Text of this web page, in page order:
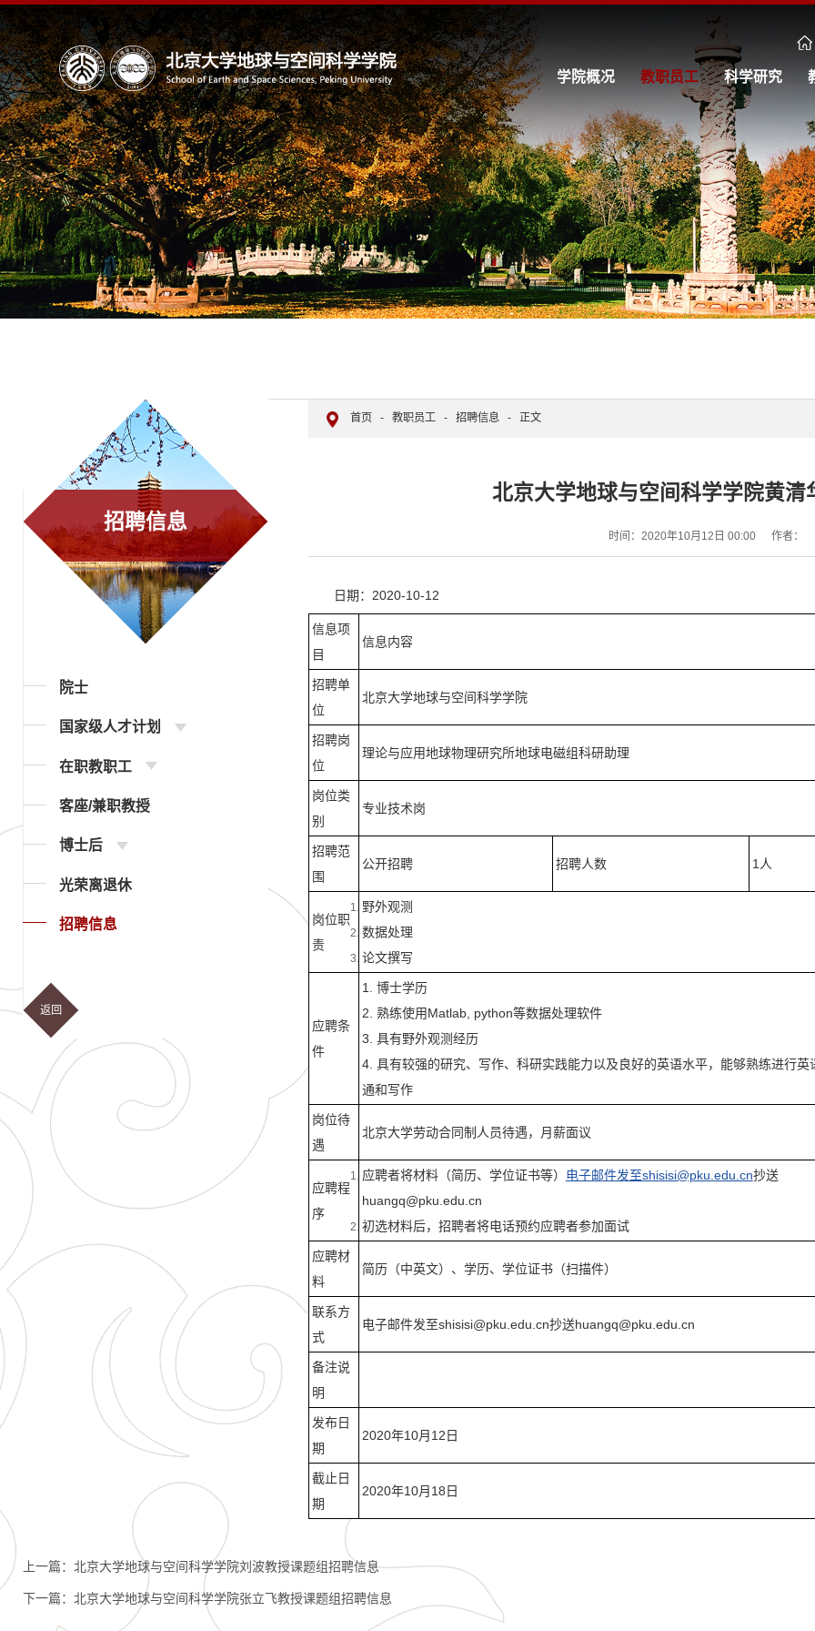
学院概况 教职员工 科学研究
招聘信息
院士
国家级人才计划
在职教职工
客座/兼职教授
博士后
光荣离退休
招聘信息
返回
首页 - 教职员工 - 招聘信息 - 正文
北京大学地球与空间科学学院黄
时间：2020年10月12日 00:00 作者：
日期：2020-10-12
信息项
目
信息内容
招聘单
位
北京大学地球与空间科学学院
招聘岗
位
理论与应用地球物理研究所地球电磁组科研助理
岗位类
别
专业技术岗
招聘范
围
公开招聘 招聘人数 1人
岗位职
责
野外观测
数据处理
论文撰写
应聘条
件
1. 博士学历
2. 熟练使用Matlab, python等数据处理软件
3. 具有野外观测经历
4. 具有较强的研究、写作、科研实践能力以及良好的英语水平，能够熟练进行英
通和写作
岗位待
遇
北京大学劳动合同制人员待遇，月薪面议
应聘程
序
应聘者将材料（简历、学位证书等） 电子邮件发至shisisi@pku.edu.cn抄送
huangq@pku.edu.cn
初选材料后，招聘者将电话预约应聘者参加面试
应聘材
料
简历（中英文）、学历、学位证书（扫描件）
联系方
式
电子邮件发至shisisi@pku.edu.cn抄送huangq@pku.edu.cn
备注说
明
发布日
期
2020年10月12日
截止日
期
2020年10月18日
上一篇： 北京大学地球与空间科学学院刘波教授课题组招聘信息
下一篇： 北京大学地球与空间科学学院张立飞教授课题组招聘信息